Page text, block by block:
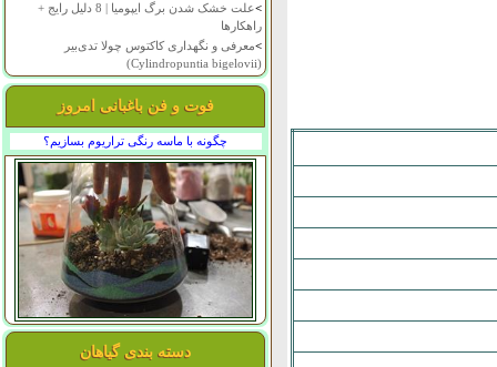
>
علت خشک شدن برگ ایپومیا | 8 دلیل رایج +
راهکارها
>معرفی و نگهداری کاکتوس چولا تدی‌بیر
(Cylindropuntia bigelovii)
فوت و فن باغبانی امروز
چگونه با ماسه رنگی تراریوم بسازیم؟
دسته بندی گیاهان